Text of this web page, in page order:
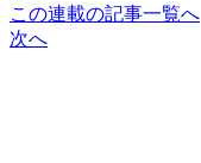
この連載の記事一覧へ
次へ